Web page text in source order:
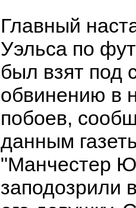
Главный
Уэльса по
был взят под
обвинению в
побоев,
данным
"Манчестер
заподозрили